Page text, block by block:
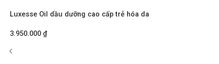
Luxesse Oil dầu dưỡng cao cấp trẻ hóa da
3.950.000 ₫